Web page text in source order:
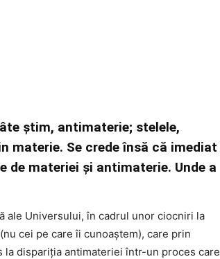
știm, antimaterie; stelele,
materie. Se crede însă că imediat
materiei și antimaterie. Unde a
ale Universului, în cadrul unor ciocniri la
(nu cei pe care îi cunoaștem), care prin
dispariția antimateriei într-un proces care